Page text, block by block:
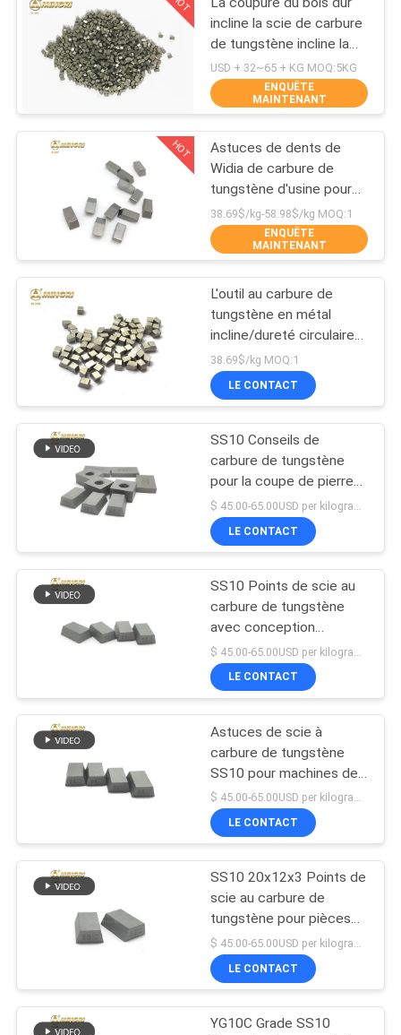
NOUVELLES
DEMANDEZ
UNE
CITATION
PLAN
SITE
PRIVACY
POLICY
Goujons de carbure
de tungstène pour
HPGR
77
Lame de coupeur de
carbure de
tungstène
116
Carbure de
tungstène Rod
Le carbure de
tungstène a vu des
astuces
astuces de carbure
de tungstène
incline la scie de carbure
de tungstène incline la
haute performance
USD + 32~65 + KG MOQ:5KG
ENQUÊTE
MAINTENANT
HOT
Astuces de dents de
Widia de carbure de
tungstène d'usine pour
des outils de coupe de
lame de scies de bois
dur
38.69$/kg-58.98$/kg MOQ:1
ENQUÊTE
MAINTENANT
L'outil au carbure de
tungstène en métal
incline/dureté circulaire
de la coupe 94 HRA de
scie
38.69$/kg MOQ:1
LE CONTACT
SS10 Conseils de
carbure de tungstène
pour la coupe de pierre
résistant à l'usure lames
de scie Widia OEM
personnalisation pièces
LE CONTACT
SS10 Points de scie au
carbure de tungstène
avec conception
personnalisée ou
standard
LE CONTACT
Astuces de scie à
carbure de tungstène
SS10 pour machines de
coupe de pierre
$ 45.00-65.00USD per kilogram MOQ:10KG
LE CONTACT
SS10 20x12x3 Points de
scie au carbure de
tungstène pour pièces
d'outils électriques et
coupe de grès
$ 45.00-65.00USD per kilogram MOQ:10KG
LE CONTACT
YG10C Grade SS10